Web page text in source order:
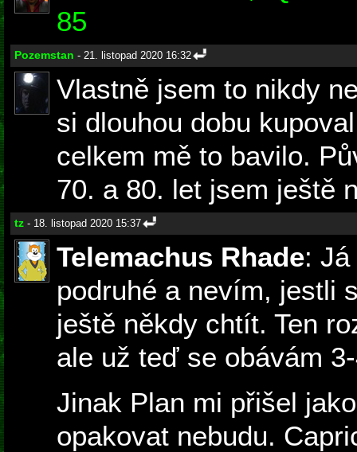
85
Pozemstan - 21. listopad 2020 16:32
Vlastně jsem to nikdy
si dlouhou dobu
celkem mě to bavilo.
70. a 80. let jsem ještě
tz - 18. listopad 2020 15:37
Telemachus Rhade:
podruhé a nevím, jestli
ještě někdy chtít. Ten
ale už teď se obávám
Jinak Plan mi přišel
opakovat nebudu.